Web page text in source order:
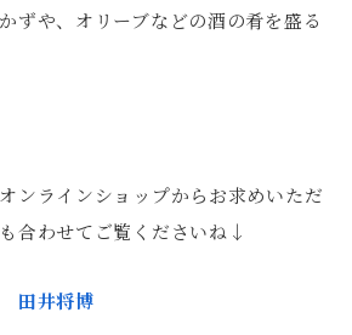
ずや、オリーブなどの酒の肴を盛る
ンラインショップからお求めいただ
合わせてご覧くださいね↓
田井将博